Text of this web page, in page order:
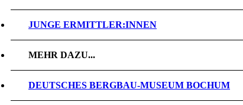
JUNGE ERMITTLER:INNEN
MEHR DAZU...
DEUTSCHES BERGBAU-MUSEUM BOCHUM